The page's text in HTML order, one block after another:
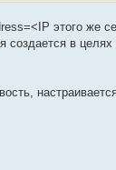
этого же
создается в